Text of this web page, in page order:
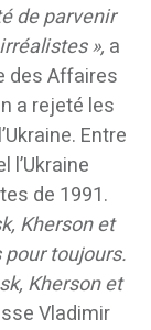
de parvenir
», a
des Affaires
a rejeté les
Entre
l’Ukraine
de 1991.
Kherson et
toujours.
Kherson et
Vladimir